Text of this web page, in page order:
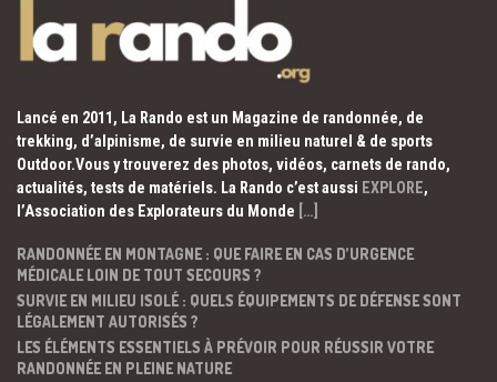
Lancé en 2011, La Rando est un Magazine de randonnée, de
trekking, d’alpinisme, de survie en milieu naturel & de sports
Outdoor.Vous y trouverez des photos, vidéos, carnets de rando,
actualités, tests de matériels. La Rando c’est aussi EXPLORE,
l’Association des Explorateurs du Monde […]
RANDONNÉE EN MONTAGNE : QUE FAIRE EN CAS D’URGENCE
MÉDICALE LOIN DE TOUT SECOURS ?
SURVIE EN MILIEU ISOLÉ : QUELS ÉQUIPEMENTS DE DÉFENSE SONT
LÉGALEMENT AUTORISÉS ?
LES ÉLÉMENTS ESSENTIELS À PRÉVOIR POUR RÉUSSIR VOTRE
RANDONNÉE EN PLEINE NATURE